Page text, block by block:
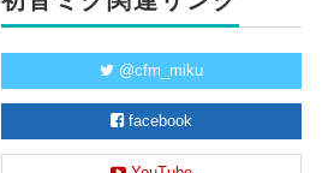
@cfm_miku
facebook